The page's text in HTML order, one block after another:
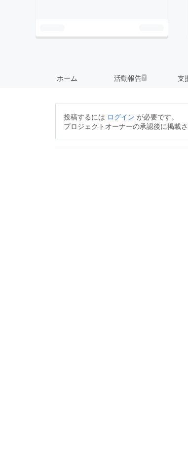
ホーム 活動報告7 支
投稿するには ログイン が必要です。
プロジェクトオーナーの承認後に掲載